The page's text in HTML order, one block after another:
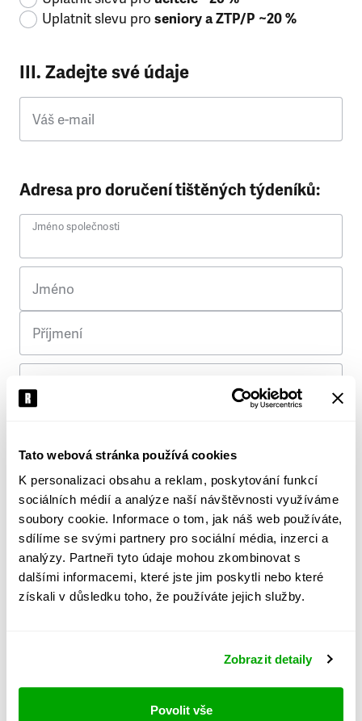
Tato webová stránka používá cookies
K personalizaci obsahu a reklam, poskytování funkcí
sociálních médií a analýze naší návštěvnosti využíváme
soubory cookie. Informace o tom, jak náš web používáte,
sdílíme se svými partnery pro sociální média, inzerci a
analýzy. Partneři tyto údaje mohou zkombinovat s
dalšími informacemi, které jste jim poskytli nebo které
získali v důsledku toho, že používáte jejich služby.
Zobrazit detaily
Povolit vše
Uplatnit slevu pro seniory a ZTP/P ~20 %
III. Zadejte své údaje
Váš e-mail
Adresa pro doručení tištěných týdeníků:
Jméno společnosti
Jméno
Příjmení
Ulice
Město
PSČ
Stát